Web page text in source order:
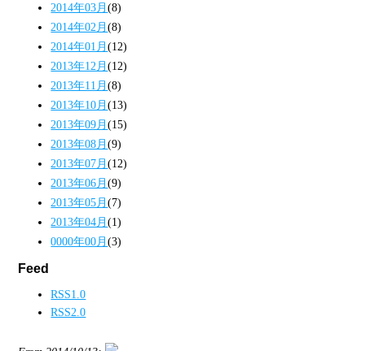
2014年03月(8)
2014年02月(8)
2014年01月(12)
2013年12月(12)
2013年11月(8)
2013年10月(13)
2013年09月(15)
2013年08月(9)
2013年07月(12)
2013年06月(9)
2013年05月(7)
2013年04月(1)
0000年00月(3)
Feed
RSS1.0
RSS2.0